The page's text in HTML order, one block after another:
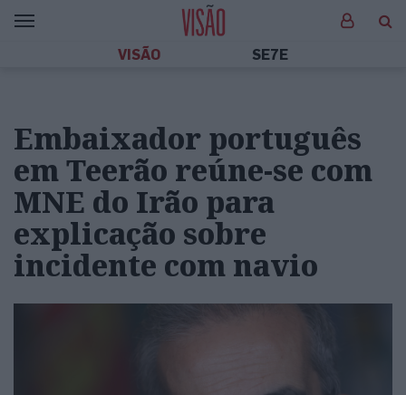
VISÃO SE7E
Embaixador português
em Teerão reúne-se com
MNE do Irão para
explicação sobre
incidente com navio